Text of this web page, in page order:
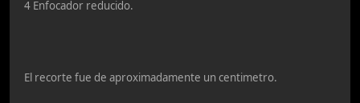
4 Enfocador reducido.
El recorte fue de aproximadamente un centimetro.